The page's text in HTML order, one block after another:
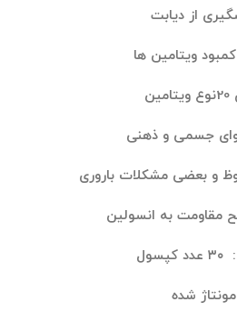
از دیابت
ویتامین ها
جسمی و ذهنی
و بعضی مشکلات باروری
به انسولین
مونتاژ شده